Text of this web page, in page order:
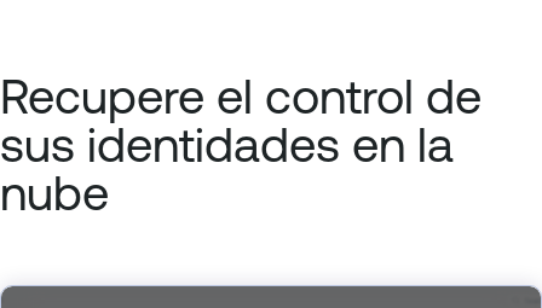
Recupere el control de
sus identidades en la
nube